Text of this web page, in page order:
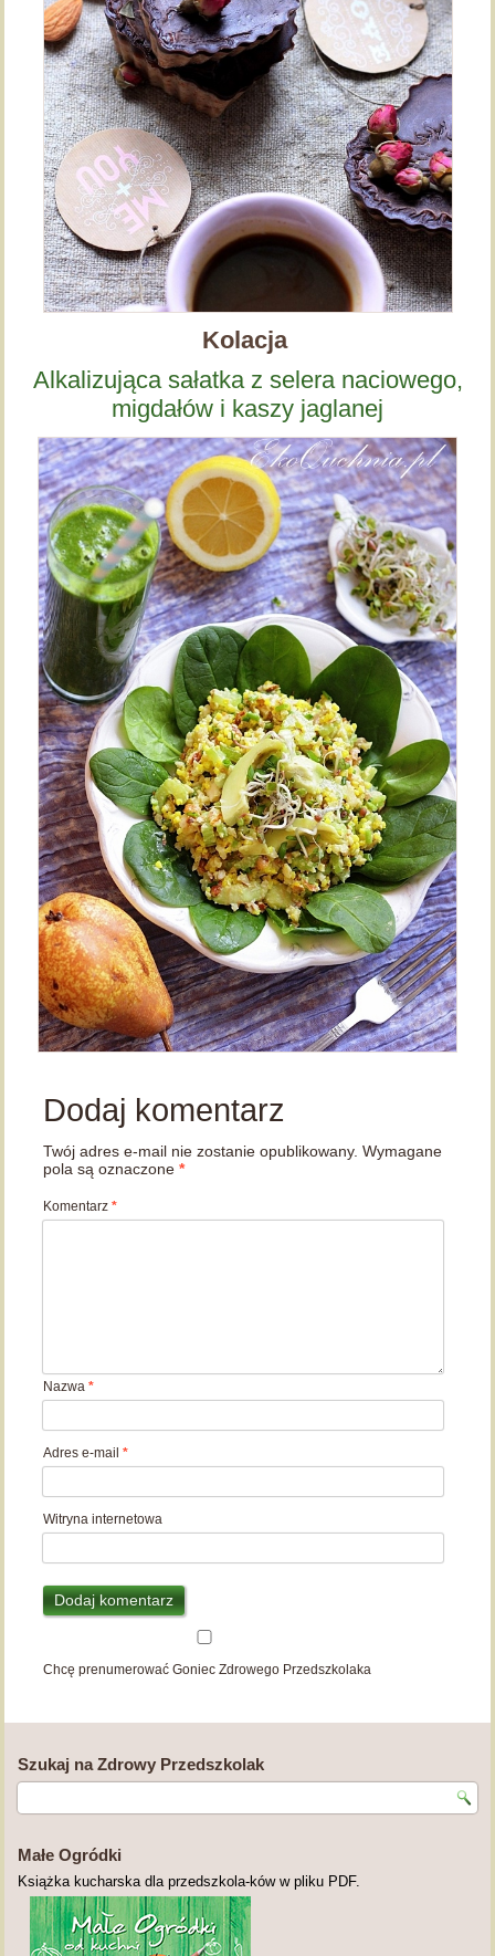
Kolacja
Alkalizująca sałatka z selera naciowego,
migdałów i kaszy jaglanej
Dodaj komentarz
Twój adres e-mail nie zostanie opublikowany. Wymagane
pola są oznaczone*
Komentarz*
Nazwa*
Adres e-mail*
Witryna internetowa
Chcę prenumerować Goniec Zdrowego Przedszkolaka
Szukaj na Zdrowy Przedszkolak
Małe Ogródki
Książka kucharska dla przedszkola-ków w pliku PDF.